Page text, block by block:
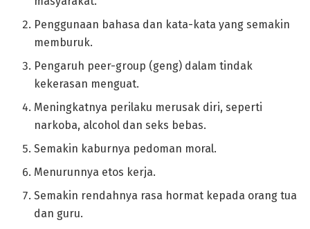
Penggunaan bahasa dan kata-kata yang semakin
memburuk.
Pengaruh peer-group (geng) dalam tindak
kekerasan menguat.
Meningkatnya perilaku merusak diri, seperti
narkoba, alcohol dan seks bebas.
Semakin kaburnya pedoman moral.
Menurunnya etos kerja.
Semakin rendahnya rasa hormat kepada orang tua
dan guru.